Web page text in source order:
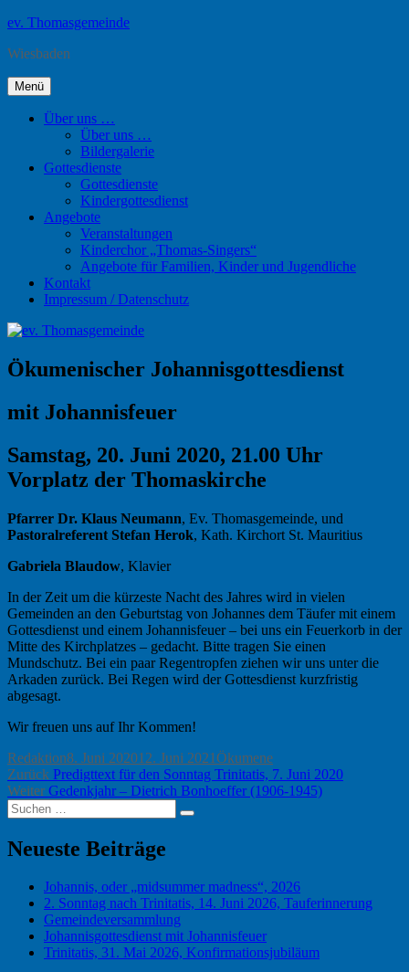
Zum
springen
ev. Thomasgemeinde
Wiesbaden
Menü
Über uns …
Über uns …
Bildergalerie
Gottesdienste
Gottesdienste
Kindergottesdienst
Angebote
Veranstaltungen
Kinderchor „Thomas-Singers“
Angebote für Familien, Kinder und Jugendliche
Kontakt
Impressum / Datenschutz
Ökumenischer Johannisgottesdienst
mit Johannisfeuer
Samstag, 20. Juni 2020, 21.00 Uhr
Vorplatz der Thomaskirche
Pfarrer Dr. Klaus Neumann, Ev. Thomasgemeinde, und
Pastoralreferent Stefan Herok, Kath. Kirchort St. Mauritius
Gabriela Blaudow, Klavier
In der Zeit um die kürzeste Nacht des Jahres wird in vielen
Gemeinden an den Geburtstag von Johannes dem Täufer mit einem
Gottesdienst und einem Johannisfeuer – bei uns ein Feuerkorb in der
Mitte des Kirchplatzes – gedacht. Bitte tragen Sie einen
Mundschutz. Bei ein paar Regentropfen ziehen wir uns unter die
Arkaden zurück. Bei Regen wird der Gottesdienst kurzfristig
abgesagt.
Wir freuen uns auf Ihr Kommen!
Autor
RedaktionVeröffentlicht
am
8. Juni 202012. Juni 2021Kategorien
Ökumene
Beitragsnavigation
Zurück Vorheriger
Beitrag:
Predigttext für den Sonntag Trinitatis, 7. Juni 2020
Weiter Nächster
Beitrag:
Gedenkjahr – Dietrich Bonhoeffer (1906-1945)
Suchen
nach:
Suchen
Neueste Beiträge
Johannis, oder „midsummer madness“, 2026
2. Sonntag nach Trinitatis, 14. Juni 2026, Tauferinnerung
Gemeindeversammlung
Johannisgottesdienst mit Johannisfeuer
Trinitatis, 31. Mai 2026, Konfirmationsjubiläum